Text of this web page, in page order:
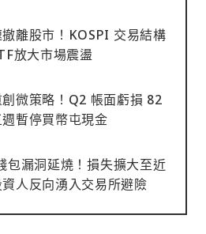
離股市！KOSPI 交易結構
放大市場震盪
微策略！Q2 帳面虧損 82
暫停買幣屯現金
包漏洞延燒！損失擴大至近
人反向湧入交易所避險